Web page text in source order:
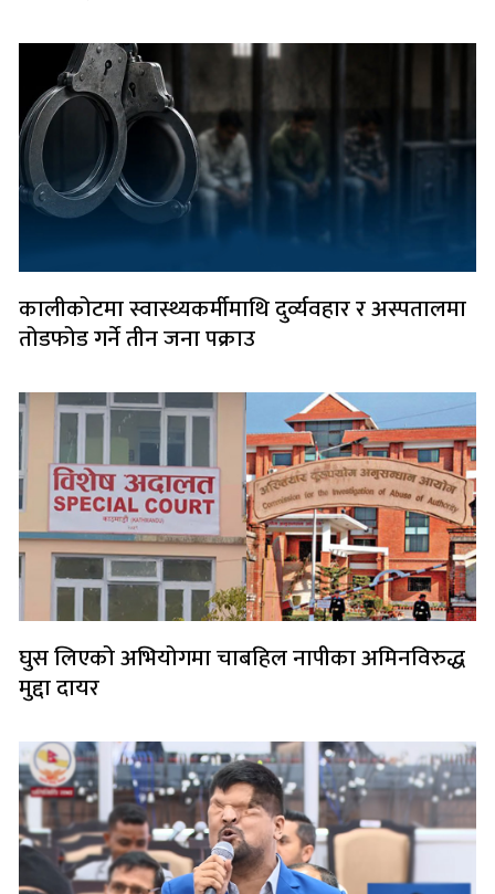
कालीकोटमा स्वास्थ्यकर्मीमाथि दुर्व्यवहार र अस्पतालमा
तोडफोड गर्ने तीन जना पक्राउ
घुस लिएको अभियोगमा चाबहिल नापीका अमिनविरुद्ध
मुद्दा दायर